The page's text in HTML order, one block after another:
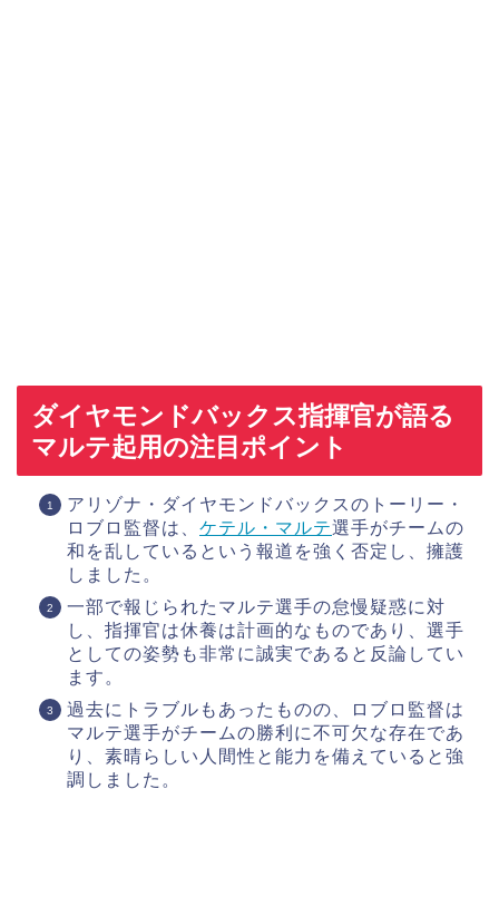
ダイヤモンドバックス指揮官が語る
マルテ起用の注目ポイント
アリゾナ・ダイヤモンドバックスのトーリー・
ロブロ監督は、 ケテル・マルテ選手がチームの
和を乱しているという報道を強く否定し、擁護
しました。
一部で報じられたマルテ選手の怠慢疑惑に対
し、指揮官は休養は計画的なものであり、選手
としての姿勢も非常に誠実であると反論してい
ます。
過去にトラブルもあったものの、ロブロ監督は
マルテ選手がチームの勝利に不可欠な存在であ
り、素晴らしい人間性と能力を備えていると強
調しました。